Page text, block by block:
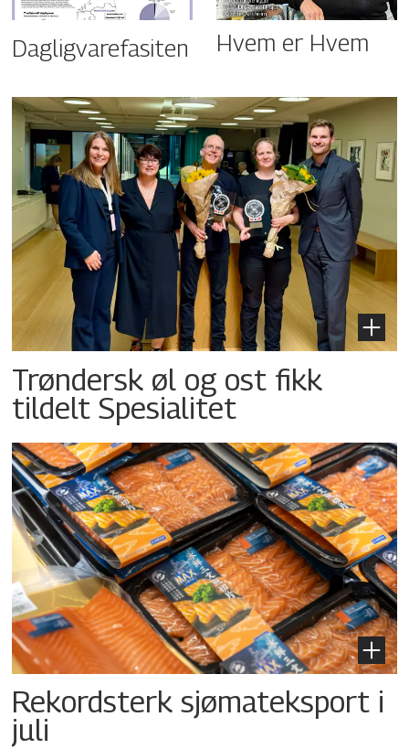
Dagligvarefasiten Hvem er Hvem
Trøndersk øl og ost fikk
tildelt Spesialitet
Rekordsterk sjømateksport i
juli